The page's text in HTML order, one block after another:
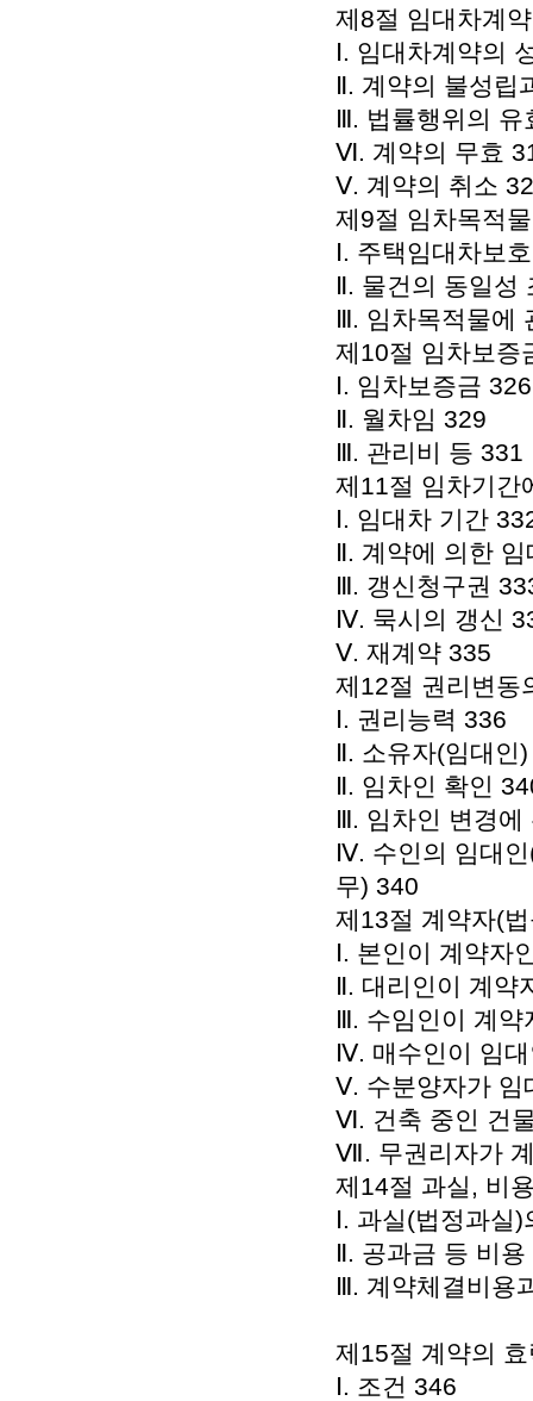
제8절 임대차계
Ⅰ. 임대차계약의
Ⅱ. 계약의 불성립
Ⅲ. 법률행위의 유
Ⅵ. 계약의 무효
Ⅴ. 계약의 취소
제9절 임차목적
Ⅰ. 주택임대차보
Ⅱ. 물건의 동일성
Ⅲ. 임차목적물에
제10절 임차보증
Ⅰ. 임차보증금 326
Ⅱ. 월차임 329
Ⅲ. 관리비 등 331
제11절 임차기간
Ⅰ. 임대차 기간
Ⅱ. 계약에 의한
Ⅲ. 갱신청구권
Ⅳ. 묵시의 갱신
Ⅴ. 재계약 335
제12절 권리변동
Ⅰ. 권리능력 336
Ⅱ. 소유자(임대인
Ⅱ. 임차인 확인
Ⅲ. 임차인 변경에
Ⅳ. 수인의 임대
무) 340
제13절 계약자(
Ⅰ. 본인이 계약자
Ⅱ. 대리인이 계약
Ⅲ. 수임인이 계약
Ⅳ. 매수인이 임
Ⅴ. 수분양자가 임
Ⅵ. 건축 중인 건
Ⅶ. 무권리자가
제14절 과실, 비
Ⅰ. 과실(법정과실
Ⅱ. 공과금 등 비
Ⅲ. 계약체결비용
제15절 계약의
Ⅰ. 조건 346